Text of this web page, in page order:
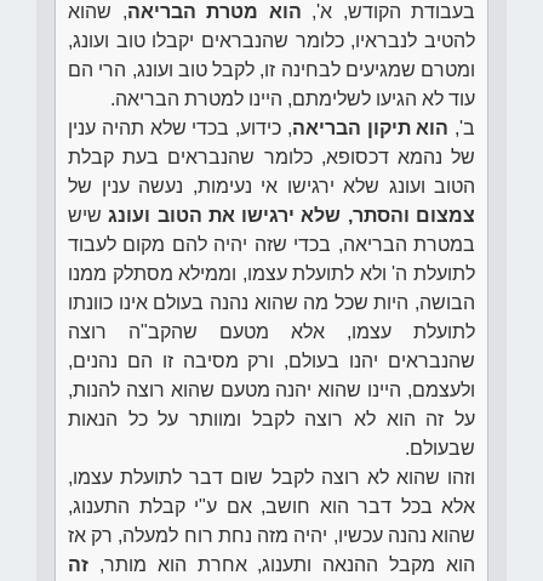
בעבודת הקודש, א', הוא מטרת הבריאה, שהוא
להטיב לנבראיו, כלומר שהנבראים יקבלו טוב ועונג,
ומטרם שמגיעים לבחינה זו, לקבל טוב ועונג, הרי הם
עוד לא הגיעו לשלימתם, היינו למטרת הבריאה.
ב', הוא תיקון הבריאה, כידוע, בכדי שלא תהיה ענין
של נהמא דכסופא, כלומר שהנבראים בעת קבלת
הטוב ועונג שלא ירגישו אי נעימות, נעשה ענין של
צמצום והסתר, שלא ירגישו את הטוב ועונגשיש
במטרת הבריאה, בכדי שזה יהיה להם מקום לעבוד
לתועלת ה' ולא לתועלת עצמו, וממילא מסתלק ממנו
הבושה, היות שכל מה שהוא נהנה בעולם אינו כוונתו
לתועלת עצמו, אלא מטעם שהקב"ה רוצה
שהנבראים יהנו בעולם, ורק מסיבה זו הם נהנים,
ולעצמם, היינו שהוא יהנה מטעם שהוא רוצה להנות,
על זה הוא לא רוצה לקבל ומוותר על כל הנאות
שבעולם.
וזהו שהוא לא רוצה לקבל שום דבר לתועלת עצמו,
אלא בכל דבר הוא חושב, אם ע"י קבלת התענוג,
שהוא נהנה עכשיו, יהיה מזה נחת רוח למעלה, רק אז
הוא מקבל ההנאה ותענוג, אחרת הוא מותר, זה